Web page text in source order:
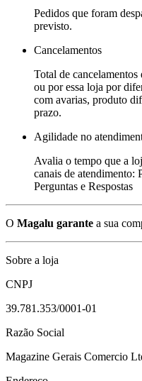
Pedidos que foram
previsto.
Cancelamentos
Total de
ou por essa loja por
com avarias, produto
prazo.
Agilidade no
Avalia o tempo que a
canais de atendimento:
Perguntas e Respostas
O Magalu garante a sua
Sobre a loja
CNPJ
39.781.353/0001-01
Razão Social
Magazine Gerais Comercio